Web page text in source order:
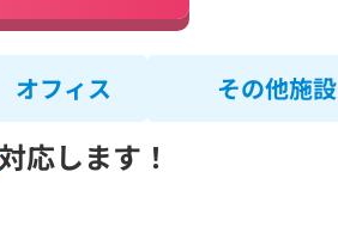
オフィス その他施設
対応します！